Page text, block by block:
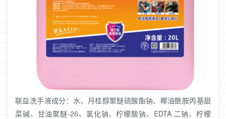
联益洗手液成分：水、月桂醇聚醚硫酸酯钠、椰油酰胺丙基甜
菜碱、甘油聚醚-26、氯化钠、柠檬酸钠、EDTA 二钠、柠檬